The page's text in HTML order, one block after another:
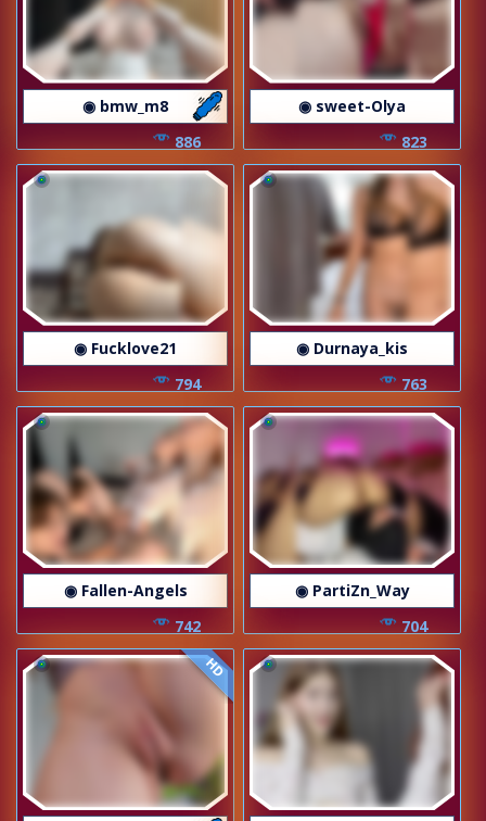
◉ bmw_m8
886
◉ sweet-Olya
823
◉ Fucklove21
794
◉ Durnaya_kis
763
◉ Fallen-Angels
742
◉ PartiZn_Way
704
HD